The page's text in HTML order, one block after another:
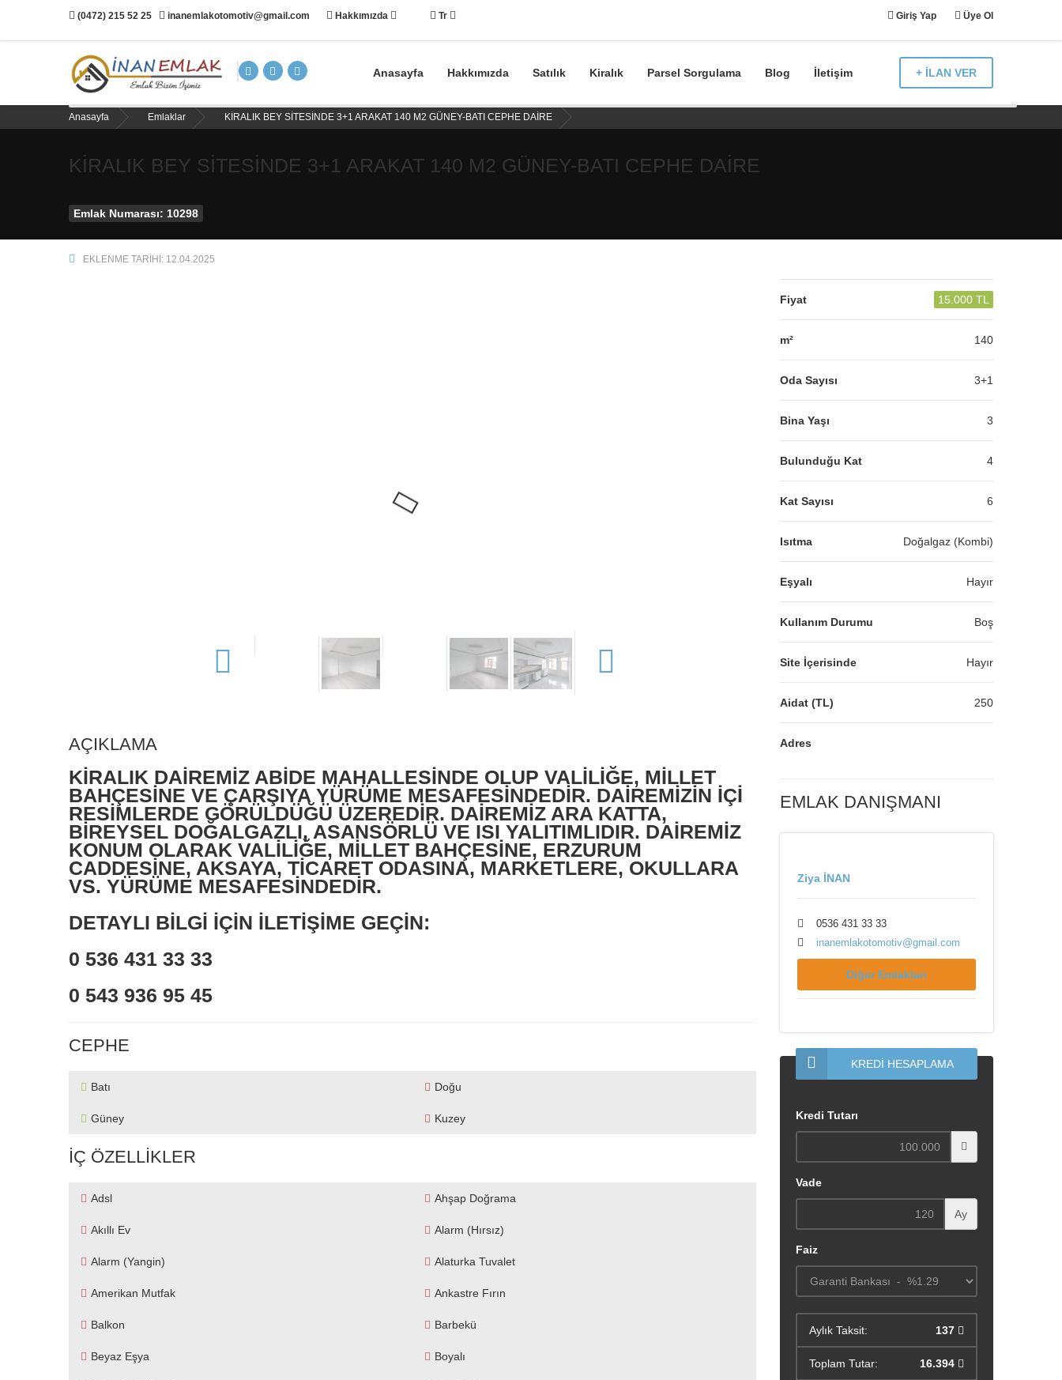
(0472) 215 52 25 inanemlakotomotiv@gmail.com Hakkımızda Tr Giriş Yap Üye Ol
Anasayfa Hakkımızda Satılık Kiralık Parsel Sorgulama Blog İletişim + İLAN VER
Anasayfa Emlaklar KİRALIK BEY SİTESİNDE 3+1 ARAKAT 140 M2 GÜNEY-BATI CEPHE DAİRE
KİRALIK BEY SİTESİNDE 3+1 ARAKAT 140 M2 GÜNEY-BATI CEPHE DAİRE
Emlak Numarası: 10298
EKLENME TARIHI: 12.04.2025
AÇIKLAMA
KİRALIK DAİREMİZ ABİDE MAHALLESİNDE OLUP VALİLİĞE, MİLLET
BAHÇESİNE VE ÇARŞIYA YÜRÜME MESAFESİNDEDİR. DAİREMİZİN İÇİ
RESİMLERDE GÖRÜLDÜĞÜ ÜZEREDİR. DAİREMİZ ARA KATTA,
BİREYSEL DOĞALGAZLI, ASANSÖRLÜ VE ISI YALITIMLIDIR. DAİREMİZ
KONUM OLARAK VALİLİĞE, MİLLET BAHÇESİNE, ERZURUM
CADDESİNE, AKSAYA, TİCARET ODASINA, MARKETLERE, OKULLARA
VS. YÜRÜME MESAFESİNDEDİR.
DETAYLI BİLGİ İÇİN İLETİŞİME GEÇİN:
0 536 431 33 33
0 543 936 95 45
CEPHE
Batı Doğu
Güney Kuzey
İÇ ÖZELLIKLER
Adsl Ahşap Doğrama
Akıllı Ev Alarm (hırsız)
Alarm (yangin) Alaturka Tuvalet
Amerikan Mutfak Ankastre Fırın
Balkon Barbekü
Beyaz Eşya Boyalı
Fiyat 15.000 TL
m² 140
Oda Sayısı 3+1
Bina Yaşı 3
Bulunduğu Kat 4
Kat Sayısı 6
Isıtma Doğalgaz (Kombi)
Eşyalı Hayır
Kullanım Durumu Boş
Site İçerisinde Hayır
Aidat (TL) 250
Adres
EMLAK DANIŞMANI
Ziya İNAN
0536 431 33 33
inanemlakotomotiv@gmail.com
Diğer Emlakları
KREDİ HESAPLAMA
Kredi Tutarı
Vade
Ay
Faiz
Aylık Taksit: 137
Toplam Tutar: 16.394